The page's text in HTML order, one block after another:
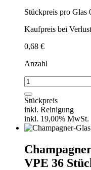
Stückpreis pro Glas
Kaufpreis bei
0,68 €
Anzahl
Champagner-
Glas
Schott
Zwiesel
/
einzeln
Stückpreis
inkl. Reinigung
inkl. 19,00% MwSt.
VPE 36